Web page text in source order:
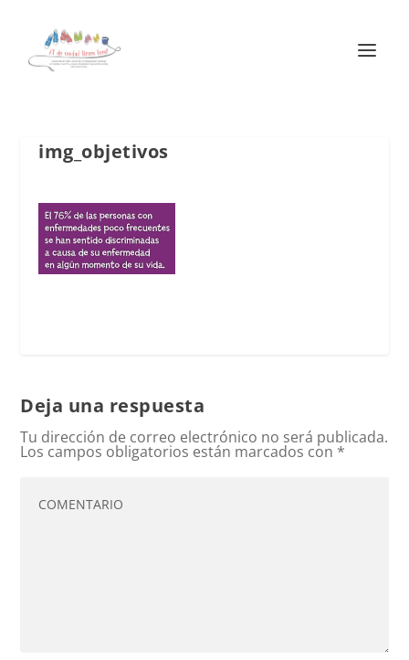
img_objetivos
Deja una respuesta
Tu dirección de correo electrónico no será publicada.
Los campos obligatorios están marcados con *